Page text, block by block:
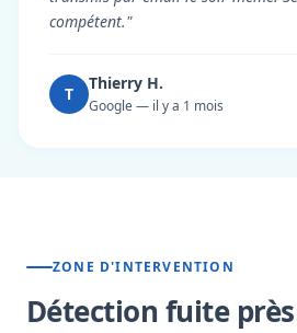
compétent."
T
Thierry H.
Google — il y a 1 mois
ZONE D'INTERVENTION
Détection fuite